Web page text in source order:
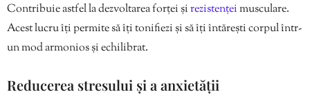
Contribuie astfel la dezvoltarea forței șirezistențeimusculare.
Acest lucru îți permite să îți tonifiezi și să îți întărești corpul într-
un mod armonios și echilibrat.
Reducerea stresului și a anxietății